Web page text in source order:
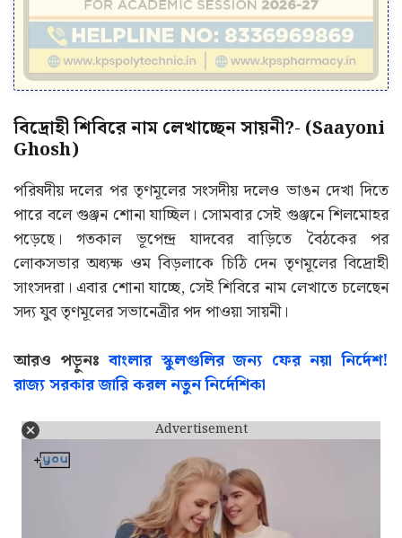
বিদ্রোহী শিবিরে নাম লেখাচ্ছেন সায়নী?- (Saayoni
Ghosh)
পরিষদীয় দলের পর তৃণমূলের সংসদীয় দলেও ভাঙন দেখা দিতে
পারে বলে গুঞ্জন শোনা যাচ্ছিল। সোমবার সেই গুঞ্জনে শিলমোহর
পড়েছে। গতকাল ভূপেন্দ্র যাদবের বাড়িতে বৈঠকের পর
লোকসভার অধ্যক্ষ ওম বিড়লাকে চিঠি দেন তৃণমূলের বিদ্রোহী
সাংসদরা। এবার শোনা যাচ্ছে, সেই শিবিরে নাম লেখাতে চলেছেন
সদ্য যুব তৃণমূলের সভানেত্রীর পদ পাওয়া সায়নী।
আরও পড়ুনঃবাংলার স্কুলগুলির জন্য ফের নয়া নির্দেশ!
রাজ্য সরকার জারি করল নতুন নির্দেশিকা
Advertisement